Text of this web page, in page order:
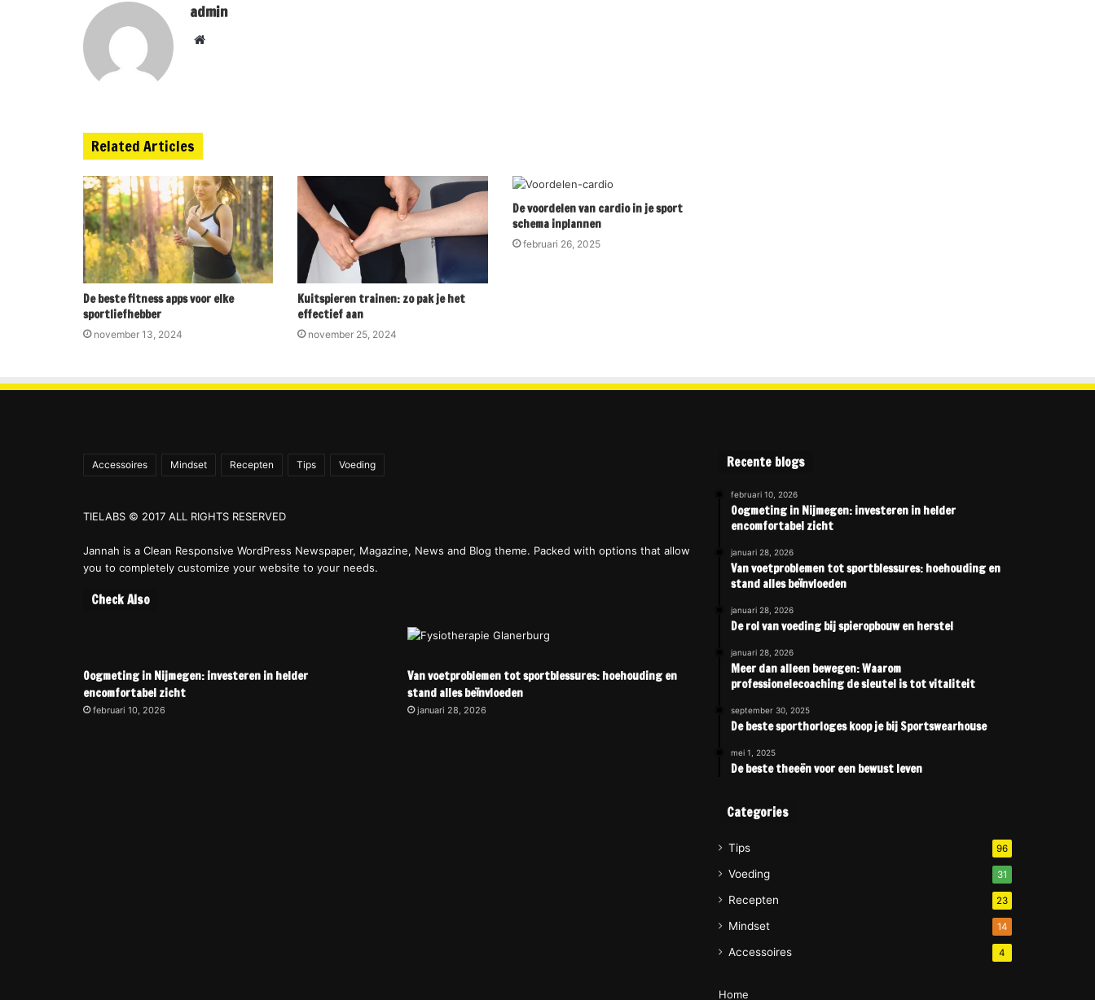
admin
Website
Related Articles
De beste fitness apps voor elke
sportliefhebber
november 13, 2024
Kuitspieren trainen: zo pak je het
effectief aan
november 25, 2024
De voordelen van cardio in je sport
schema inplannen
februari 26, 2025
Accessoires Mindset Recepten Tips Voeding
TIELABS © 2017 ALL RIGHTS RESERVED
Jannah is a Clean Responsive WordPress Newspaper, Magazine, News and Blog theme. Packed with options that allow
you to completely customize your website to your needs.
Check Also
Oogmeting in Nijmegen: investeren in helder
encomfortabel zicht
februari 10, 2026
Van voetproblemen tot sportblessures: hoehouding en
stand alles beïnvloeden
januari 28, 2026
Recente blogs
februari 10, 2026
Oogmeting in Nijmegen: investeren in helder
encomfortabel zicht
januari 28, 2026
Van voetproblemen tot sportblessures: hoehouding en
stand alles beïnvloeden
januari 28, 2026
De rol van voeding bij spieropbouw en herstel
januari 28, 2026
Meer dan alleen bewegen: Waarom
professionelecoaching de sleutel is tot vitaliteit
september 30, 2025
De beste sporthorloges koop je bij Sportswearhouse
mei 1, 2025
De beste theeën voor een bewust leven
Categories
Tips 96
Voeding 31
Recepten 23
Mindset 14
Accessoires 4
Home